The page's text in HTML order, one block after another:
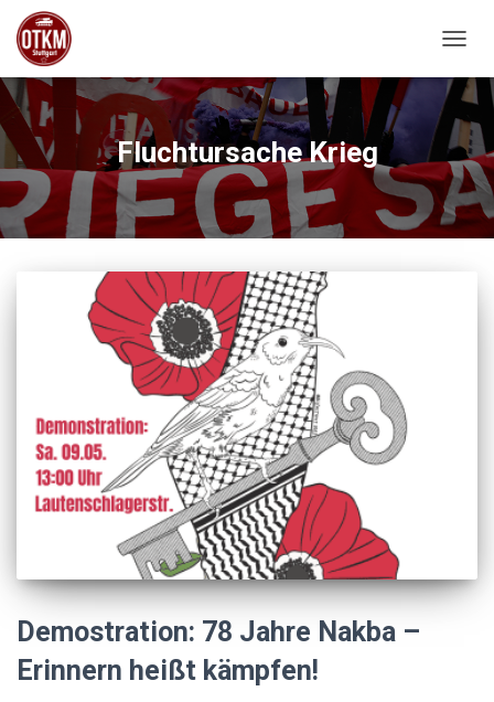
Fluchtursache Krieg
Demostration: 78 Jahre Nakba –
Erinnern heißt kämpfen!